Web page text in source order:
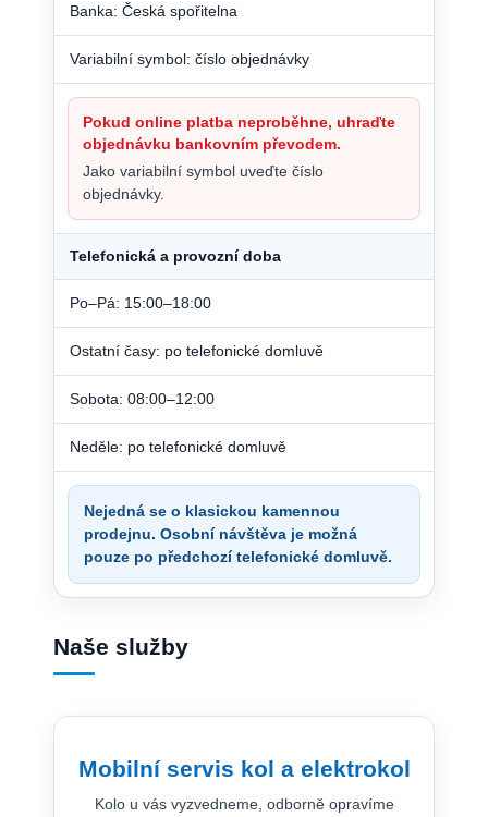
Banka: Česká spořitelna
Variabilní symbol: číslo objednávky
Pokud online platba neproběhne, uhraďte
objednávku bankovním převodem.
Jako variabilní symbol uveďte číslo
objednávky.
Telefonická a provozní doba
Po–Pá: 15:00–18:00
Ostatní časy: po telefonické domluvě
Sobota: 08:00–12:00
Neděle: po telefonické domluvě
Nejedná se o klasickou kamennou
prodejnu. Osobní návštěva je možná
pouze po předchozí telefonické domluvě.
Naše služby
Mobilní servis kol a elektrokol
Kolo u vás vyzvedneme, odborně opravíme